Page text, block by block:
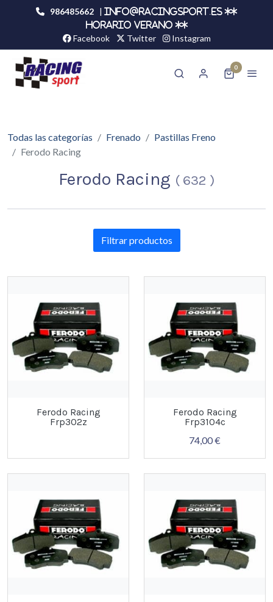
986485662 |
info@racingsport.es **
HORARIO VERANO **
Facebook Twitter Instagram
0
Todas las categorías Frenado
Pastillas Freno
Ferodo Racing
Ferodo Racing ( 632 )
Filtrar productos
Ferodo Racing
Frp302z
Ferodo Racing
Frp3104c
74,00 €